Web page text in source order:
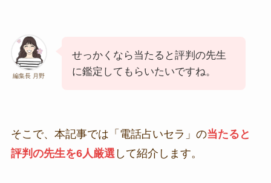
編集長 月野
せっかくなら当たると評判の先生
に鑑定してもらいたいですね。
そこで、本記事では「電話占いセラ」の当たると
評判の先生を6人厳選して紹介します。